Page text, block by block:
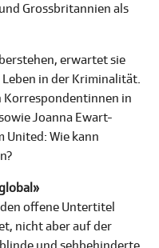
Grossbritannien als
erwartet sie
in der Kriminalität.
in
Joanna Ewart-
United: Wie kann
offene Untertitel
nicht aber auf der